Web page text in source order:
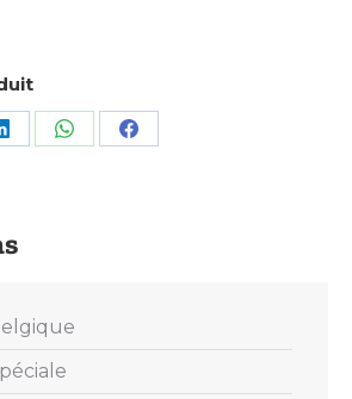
Share Share